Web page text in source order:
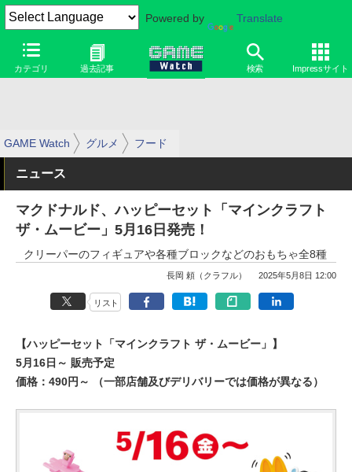
Powered by Translate
カテゴリ 過去記事 検索 Impressサイト
GAME Watch グルメ フード
ニュース
マクドナルド、ハッピーセット「マインクラフト
ザ・ムービー」5月16日発売！
クリーパーのフィギュアや各種ブロックなどのおもちゃ全8種
長岡 頼（クラフル） 2025年5月8日 12:00
リスト
【ハッピーセット「マインクラフト ザ・ムービー」】
5月16日～ 販売予定
価格：490円～ （一部店舗及びデリバリーでは価格が異なる）